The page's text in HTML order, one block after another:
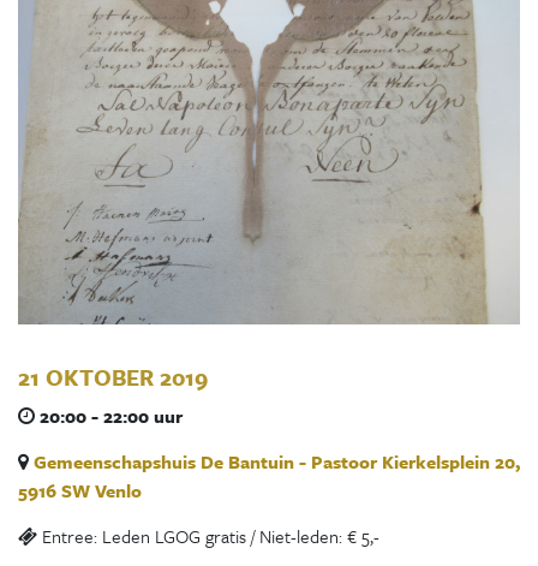
21 OKTOBER 2019
20:00 - 22:00 uur
Gemeenschapshuis De Bantuin - Pastoor Kierkelsplein 20,
5916 SW Venlo
Entree: Leden LGOG gratis / Niet-leden: € 5,-